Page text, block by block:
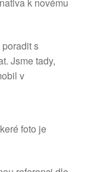
s
Jsme tady,
v
foto je